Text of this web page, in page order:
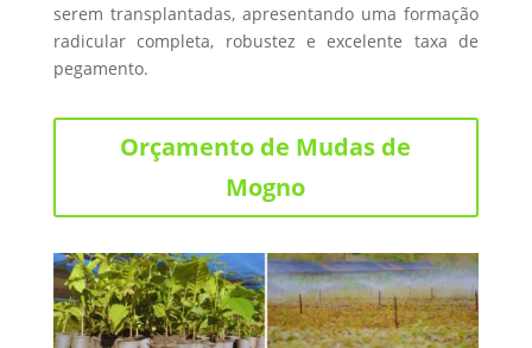
serem transplantadas, apresentando uma formação
radicular completa, robustez e excelente taxa de
pegamento.
Orçamento de Mudas de
Mogno